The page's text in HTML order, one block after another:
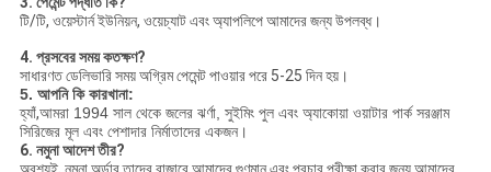
টি/টি, ওয়েস্টার্ন ইউনিয়ন, ওয়েচ্যাট এবং অ্যাপলিপে আমাদের জন্য উপলব্ধ।
4. প্রসবের সময় কতক্ষণ?
সাধারণত ডেলিভারি সময় অগ্রিম পেমেন্ট পাওয়ার পরে 5-25 দিন হয়।
5. আপনি কি কারখানা:
হ্যাঁ,আমরা 1994 সাল থেকে জলের ঝর্ণা, সুইমিং পুল এবং অ্যাকোয়া ওয়াটার পার্ক সরঞ্জাম
সিরিজের মূল এবং পেশাদার নির্মাতাদের একজন।
6. নমুনা আদেশ তীর?